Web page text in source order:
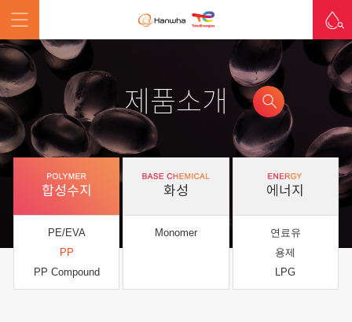
제품소개
합성수지
PE/EVA
PP
PP Compound
화성
Monomer
에너지
연료유
용제
LPG